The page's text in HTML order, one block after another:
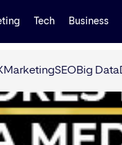
Tech Business
MarketingSEOBig Data